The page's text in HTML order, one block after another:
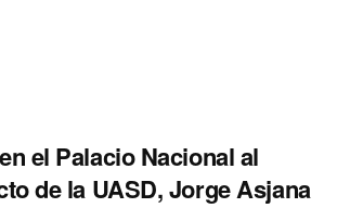
el Palacio Nacional al
de la UASD, Jorge Asjana